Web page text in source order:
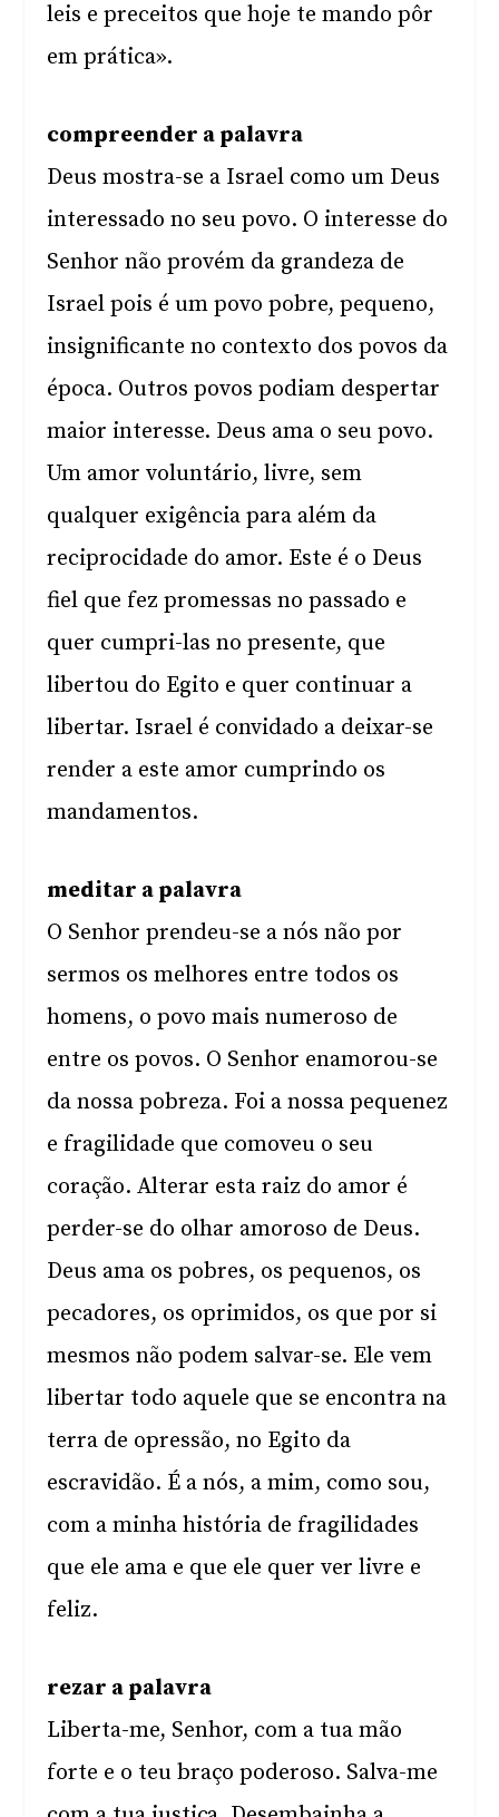
leis e preceitos que hoje te mando pôr
em prática».
compreender a palavra
Deus mostra-se a Israel como um Deus
interessado no seu povo. O interesse do
Senhor não provém da grandeza de
Israel pois é um povo pobre, pequeno,
insignificante no contexto dos povos da
época. Outros povos podiam despertar
maior interesse. Deus ama o seu povo.
Um amor voluntário, livre, sem
qualquer exigência para além da
reciprocidade do amor. Este é o Deus
fiel que fez promessas no passado e
quer cumpri-las no presente, que
libertou do Egito e quer continuar a
libertar. Israel é convidado a deixar-se
render a este amor cumprindo os
mandamentos.
meditar a palavra
O Senhor prendeu-se a nós não por
sermos os melhores entre todos os
homens, o povo mais numeroso de
entre os povos. O Senhor enamorou-se
da nossa pobreza. Foi a nossa pequenez
e fragilidade que comoveu o seu
coração. Alterar esta raiz do amor é
perder-se do olhar amoroso de Deus.
Deus ama os pobres, os pequenos, os
pecadores, os oprimidos, os que por si
mesmos não podem salvar-se. Ele vem
libertar todo aquele que se encontra na
terra de opressão, no Egito da
escravidão. É a nós, a mim, como sou,
com a minha história de fragilidades
que ele ama e que ele quer ver livre e
feliz.
rezar a palavra
Liberta-me, Senhor, com a tua mão
forte e o teu braço poderoso. Salva-me